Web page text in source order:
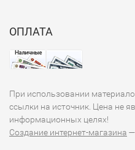
банкнотах или других
пожалуйста, дайте знать!
ОПЛАТА
При использовании
ссылки на источник. Цена не
информационных целях!
Создание интернет-магазина